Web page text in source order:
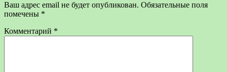
Ваш адрес email не будет опубликован. Обязательные поля
помечены *
Комментарий *